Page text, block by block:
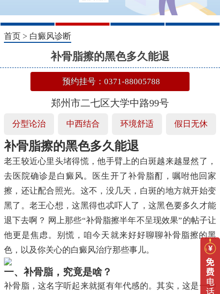
1 2 3 4
首页 > 白癜风诊断
补骨脂擦的黑色多久能退
预约挂号：0371-88005788
郑州市二七区大学中路99号
分型论治 中西结合 环境舒适 假日无休
补骨脂擦的黑色多久能退
老王较近心里头堵得慌，他手臂上的白斑越来越显然了，
去医院确诊是白癜风。医生开了补骨脂酊，嘱咐他回家
擦，还让配合照光。这不，没几天，白斑的地方就开始变
黑了。老王心想，这黑得也忒吓人了，这黑色要多久才能
退下去啊？ 网上那些“补骨脂擦半年不呈现效果”的帖子让
他更是焦虑。别慌，咱今天就来好好聊聊补骨脂擦的黑
色，以及你关心的白癜风治疗那些事儿。
一、补骨脂，究竟是啥？
补骨脂，这名字听起来就挺有年代感的。其实，这是一种